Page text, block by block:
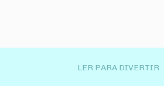
LER PARA DIVERTIR .